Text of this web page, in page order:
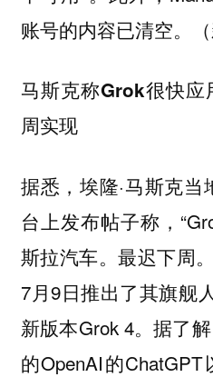
账号的内容已清空。（
马斯克称Grok很快
周实现
据悉，埃隆·马斯克
台上发布帖子称，
斯拉汽车。最迟下周
7月9日推出了其旗舰
新版本Grok 4。据了
的OpenAI的